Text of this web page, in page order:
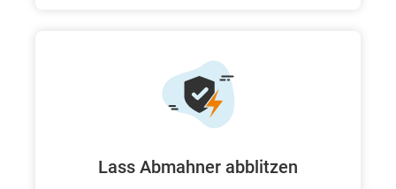
Lass Abmahner abblitzen